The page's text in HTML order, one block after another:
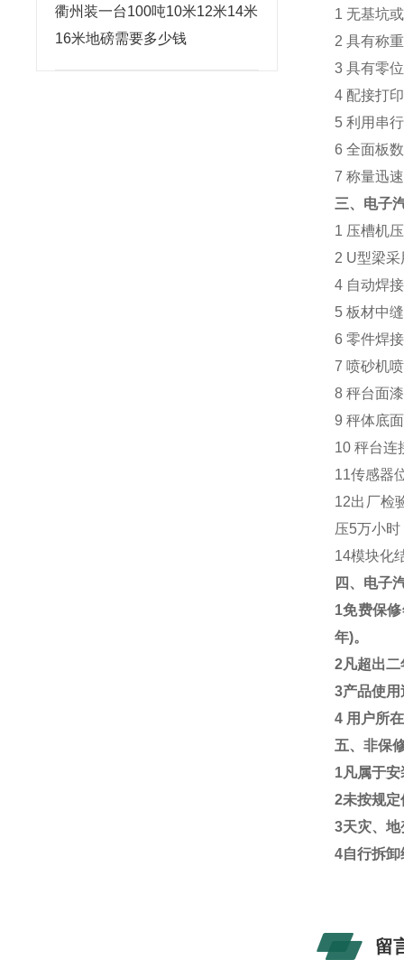
衢州装一台100吨10米12米14米
16米地磅需要多少钱
1 无基坑
2具有称
3具有零
4 配接打
5利用串
6全面板
7称量迅
三、电子
1 压槽机
2 U型梁采
4 自动焊
5板材中
6零件焊
7 喷砂机
8秤台面
9秤体底
10秤台连
11传感器
12出厂检
压5万小时
14模块化
四、电子
1免费保
年)。
2凡超出
3产品使
4 用户所
五、非保
1凡属于
2未按规
3天灾、
4自行拆
留